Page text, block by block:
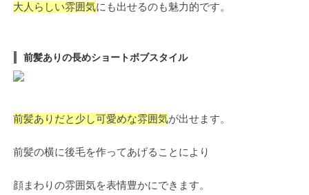
大人らしい雰囲気にも出せるのも魅力的です。
前髪ありの長めショートボブスタイル
前髪ありだと少し可愛めな雰囲気が出せます。
前髪の横に後毛を作ってあげることにより
顔まわりの雰囲気を表情豊かにできます。